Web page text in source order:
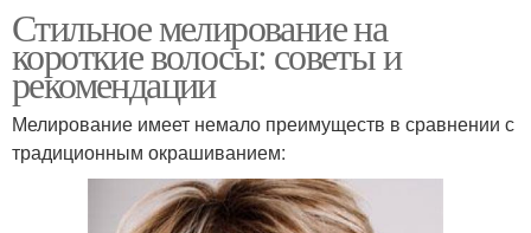
Стильное мелирование на
короткие волосы: советы и
рекомендации
Мелирование имеет немало преимуществ в сравнении с
традиционным окрашиванием: